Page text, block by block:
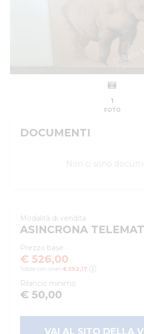
1
FOTO
DOCUMENTI
Non ci sono
Modalità di vendita
ASINCRONA
Prezzo base
€ 526,00
Totale con oneri: € 592,17
Rilancio minimo
€ 50,00
VAI AL SITO DELLA